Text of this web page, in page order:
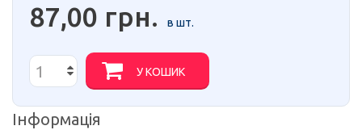
87,00 грн. в шт.
У КОШИК
Інформація